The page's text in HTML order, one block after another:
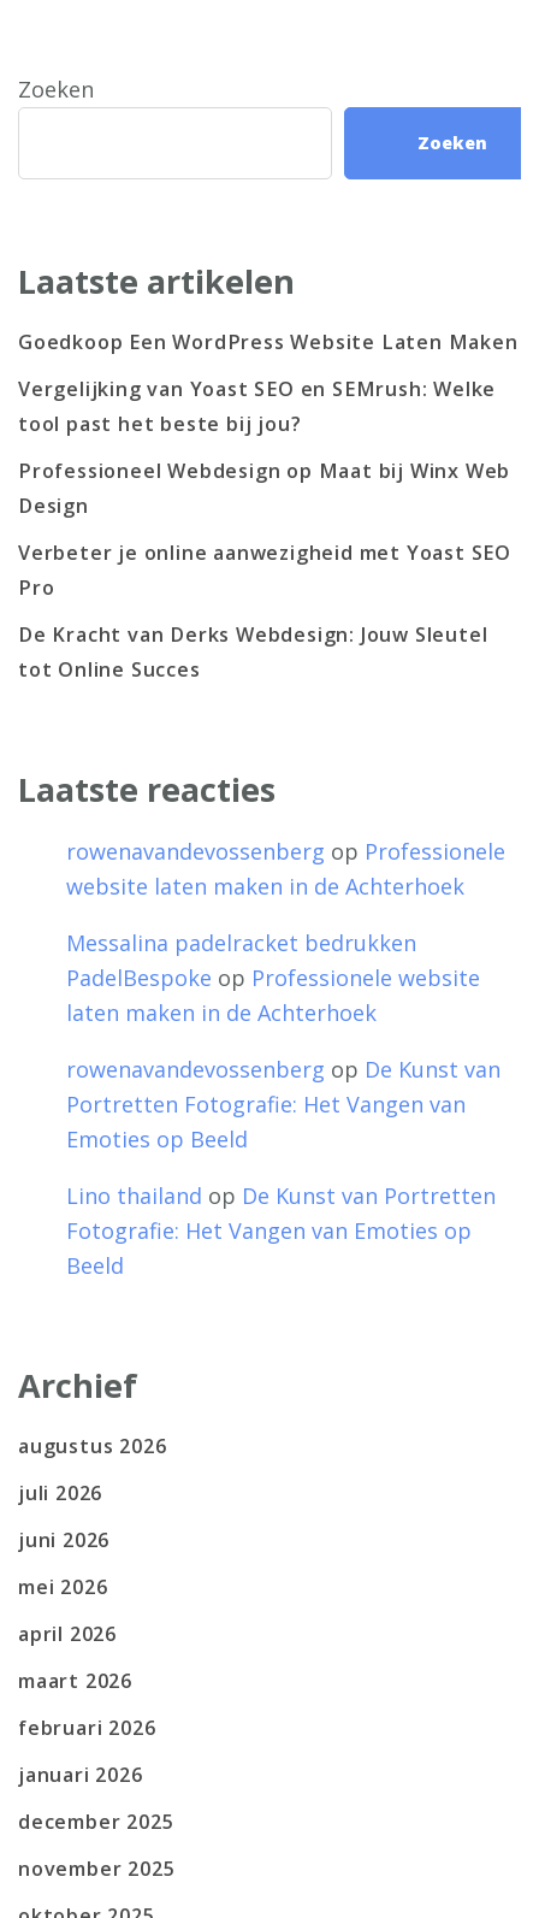
Zoeken
Zoeken
Laatste artikelen
Goedkoop Een WordPress Website Laten Maken
Vergelijking van Yoast SEO en SEMrush: Welke
tool past het beste bij jou?
Professioneel Webdesign op Maat bij Winx Web
Design
Verbeter je online aanwezigheid met Yoast SEO
Pro
De Kracht van Derks Webdesign: Jouw Sleutel
tot Online Succes
Laatste reacties
rowenavandevossenberg op Professionele
website laten maken in de Achterhoek
Messalina padelracket bedrukken
PadelBespoke op Professionele website
laten maken in de Achterhoek
rowenavandevossenberg op De Kunst van
Portretten Fotografie: Het Vangen van
Emoties op Beeld
Lino thailand op De Kunst van Portretten
Fotografie: Het Vangen van Emoties op
Beeld
Archief
augustus 2026
juli 2026
juni 2026
mei 2026
april 2026
maart 2026
februari 2026
januari 2026
december 2025
november 2025